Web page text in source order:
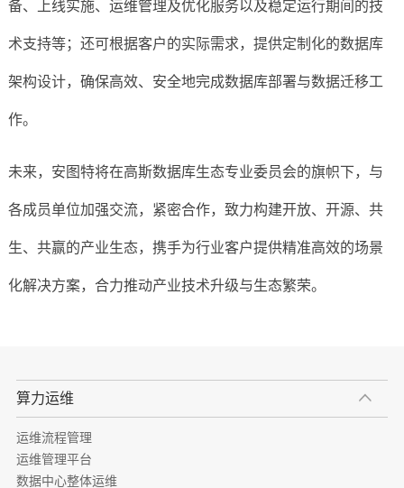
备、上线实施、运维管理及优化服务以及稳定运行期间的技
术支持等；还可根据客户的实际需求，提供定制化的数据库
架构设计，确保高效、安全地完成数据库部署与数据迁移工
作。
未来，安图特将在高斯数据库生态专业委员会的旗帜下，与
各成员单位加强交流，紧密合作，致力构建开放、开源、共
生、共赢的产业生态，携手为行业客户提供精准高效的场景
化解决方案，合力推动产业技术升级与生态繁荣。
算力运维
运维流程管理
运维管理平台
数据中心整体运维